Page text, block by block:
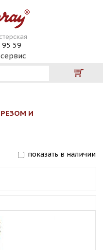
95 59
И
показать в наличии